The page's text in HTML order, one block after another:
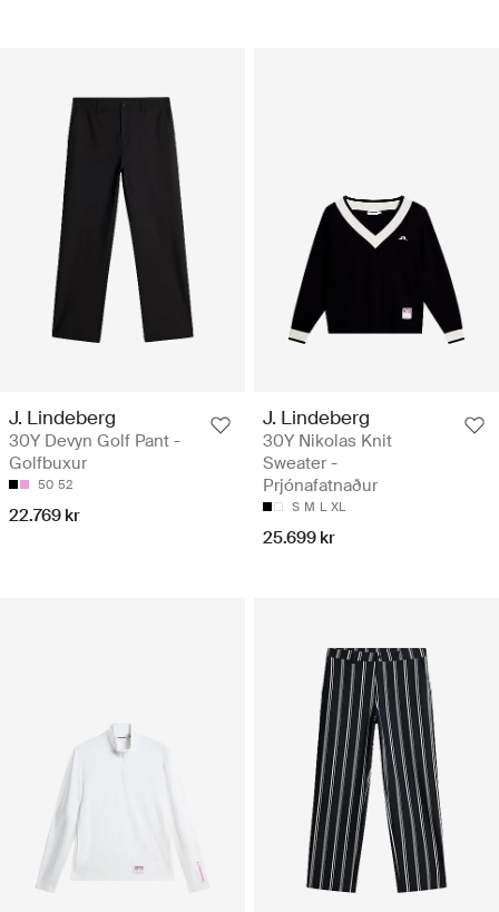
J. Lindeberg
30Y Devyn Golf Pant -
Golfbuxur
50 52
22.769 kr
J. Lindeberg
30Y Nikolas Knit
Sweater -
Prjónafatnaður
S M L XL
25.699 kr